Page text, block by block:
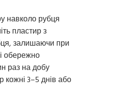
навколо рубця
пластир з
залишаючи при
обережно
раз на добу
3–5 днів або